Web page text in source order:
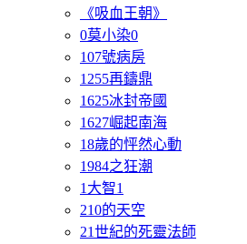
《吸血王朝》
0莫小染0
107號病房
1255再鑄鼎
1625冰封帝國
1627崛起南海
18歲的怦然心動
1984之狂潮
1大智1
210的天空
21世紀的死靈法師